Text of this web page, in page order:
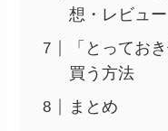
想・レビュー
「とってお
買う方法
まとめ